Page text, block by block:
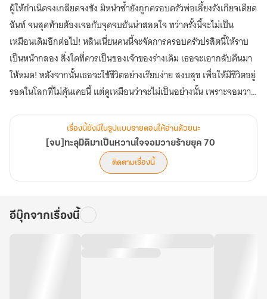
ผู้ให้กำเนิดจงเกลียดจงชัง มิหนำซ้ำยังถูกครอบครัวพ่อเลี้ยงรังเกียจเดียด
ฉันท์ จนสุดท้ายต้องเจอกับจุดจบอันน่าสลดใจ ทว่าครั้งนี้จะไม่เป็น
เหมือนเดิมอีกต่อไป! หลินเนี่ยนคนนี้จะจัดการครอบครัวปรสิตนี้ให้ราบ
เป็นหน้ากลอง สิ่งใดที่ควรเป็นของเจ้าของร่างเดิม เธอจะเอากลับคืนมา
ให้หมด! หลังจากนั้นเธอจะใช้ชีวิตอย่างเรียบง่าย สงบสุข เพื่อให้มีชีวิตอยู่
รอดในโลกที่ไม่คุ้นเคยนี้ แต่ดูเหมือนว่าจะไม่เป็นอย่างนั้น เพราะจอมวาย
คนนี้จะทำยังไงดีเนี่ย!เรื่องนี้ยังมีในรูปแบบรายตอนให้อ่านด้วยนะ
[จบ]ทะลุมิติมาเป็นหวานใจจอมวายร้ายยุค 70
ติดตามเรื่องนี้
อีบุ๊กจากเรื่องนี้